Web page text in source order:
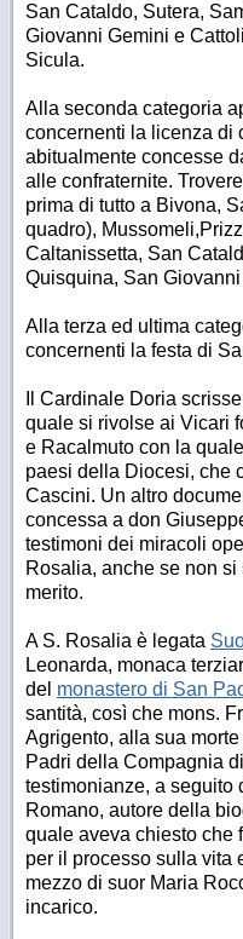
San Cataldo, Sutera,
Giovanni Gemini e
Sicula.
Alla seconda categoria
concernenti la licenza di
abitualmente concesse
alle confraternite.
prima di tutto a Bivona,
quadro),
Caltanissetta, San
Quisquina, San
Alla terza ed ultima
concernenti la festa di
Il Cardinale Doria
quale si rivolse ai Vicari
e Racalmuto con la
paesi della Diocesi, che
Cascini. Un altro
concessa a don
testimoni dei miracoli
Rosalia, anche se non
merito.
A S. Rosalia è legata
Leonarda, monaca
del monastero di San
santità, così che mons.
Agrigento, alla sua
Padri della Compagnia
testimonianze, a seguito
Romano, autore della
quale aveva chiesto che
per il processo sulla vita
mezzo di suor Maria
incarico.